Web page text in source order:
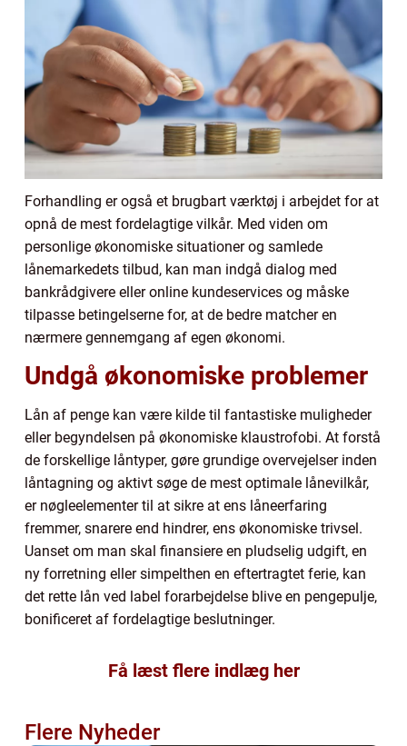
Forhandling er også et brugbart værktøj i arbejdet for at
opnå de mest fordelagtige vilkår. Med viden om
personlige økonomiske situationer og samlede
lånemarkedets tilbud, kan man indgå dialog med
bankrådgivere eller online kundeservices og måske
tilpasse betingelserne for, at de bedre matcher en
nærmere gennemgang af egen økonomi.
Undgå økonomiske problemer
Lån af penge kan være kilde til fantastiske muligheder
eller begyndelsen på økonomiske klaustrofobi. At forstå
de forskellige låntyper, gøre grundige overvejelser inden
låntagning og aktivt søge de mest optimale lånevilkår,
er nøgleelementer til at sikre at ens låneerfaring
fremmer, snarere end hindrer, ens økonomiske trivsel.
Uanset om man skal finansiere en pludselig udgift, en
ny forretning eller simpelthen en eftertragtet ferie, kan
det rette lån ved label forarbejdelse blive en pengepulje,
bonificeret af fordelagtige beslutninger.
Få læst flere indlæg her
Flere Nyheder